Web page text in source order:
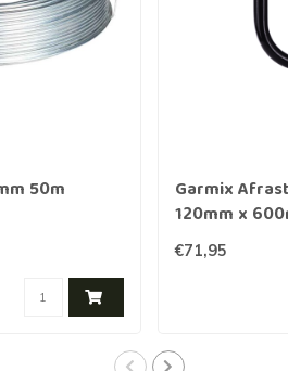
50m
Garmix
120mm x
€71,95